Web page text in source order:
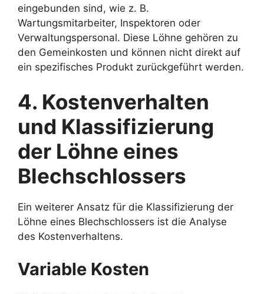
eingebunden sind, wie z. B.
Wartungsmitarbeiter, Inspektoren oder
Verwaltungspersonal. Diese Löhne gehören zu
den Gemeinkosten und können nicht direkt auf
ein spezifisches Produkt zurückgeführt werden.
4. Kostenverhalten
und Klassifizierung
der Löhne eines
Blechschlossers
Ein weiterer Ansatz für die Klassifizierung der
Löhne eines Blechschlossers ist die Analyse
des Kostenverhaltens.
Variable Kosten